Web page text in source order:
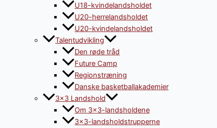
U18-kvindelandsholdet
U20-herrelandsholdet
U20-kvindelandsholdet
Talentudvikling
Den røde tråd
Future Camp
Regionstræning
Danske basketballakademier
3×3 Landshold
Om 3×3-landsholdene
3×3-landsholdstrupperne